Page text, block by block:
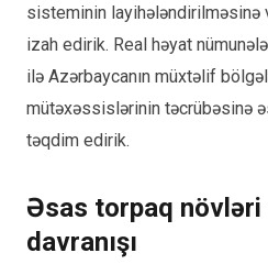
sisteminin layihələndirilməsinə
izah edirik. Real həyat
ilə Azərbaycanın müxtəlif
mütəxəssislərinin təcrübəsinə
təqdim edirik.
Əsas torpaq növləri
davranışı